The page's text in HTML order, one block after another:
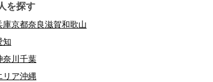
を探す
庫京都奈良滋賀和歌山
知
奈川 千葉
リア沖縄